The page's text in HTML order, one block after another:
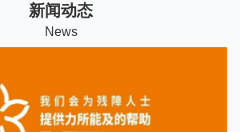
新闻动态
News